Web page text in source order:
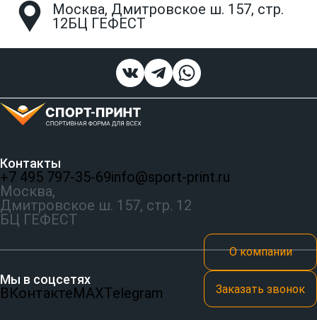
Москва, Дмитровское ш. 157, стр.
12БЦ ГЕФЕСТ
Контакты
+7 495 797‑35-69info@sport-print.ru
Москва,
Дмитровское ш. 157, стр. 12
БЦ ГЕФЕСТ
Мы в соцсетях
ВКонтактеMAXTelegram
О компании
Заказать звонок